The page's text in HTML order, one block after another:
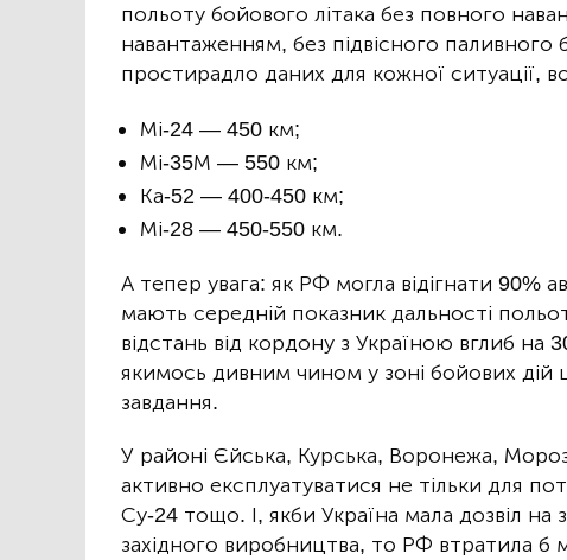
польоту бойового літака без повного
навантаженням, без підвісного
простирадло даних для кожної ситуації,
Мі-24 — 450 км;
Мі-35М — 550 км;
Ка-52 — 400-450 км;
Мі-28 — 450-550 км.
А тепер увага: як РФ могла відігнати 90%
мають середній показник дальності
відстань від кордону з Україною вглиб
якимось дивним чином у зоні бойових дій
завдання.
У районі Єйська, Курська, Воронежа,
активно експлуатуватися не тільки для
Су-24 тощо. І, якби Україна мала дозвіл на
західного виробництва, то РФ втратила б